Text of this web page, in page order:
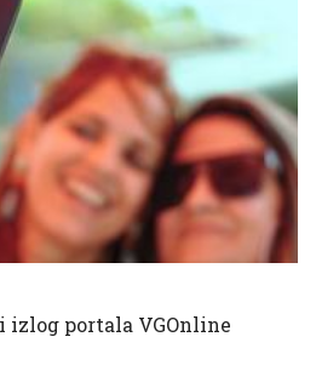
izlog portala VGOnline